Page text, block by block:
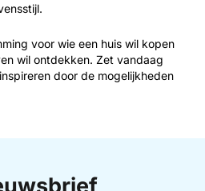
voor wie een huis wil kopen
wil ontdekken. Zet vandaag
door de mogelijkheden